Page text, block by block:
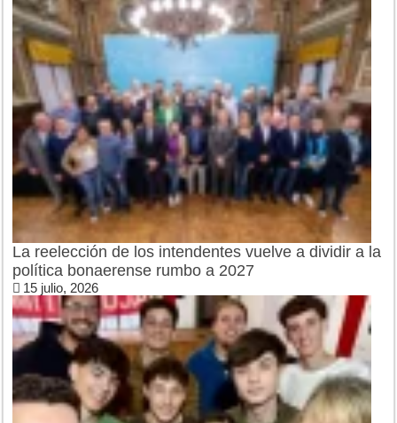
La reelección de los intendentes vuelve a dividir a la
política bonaerense rumbo a 2027
15 julio, 2026